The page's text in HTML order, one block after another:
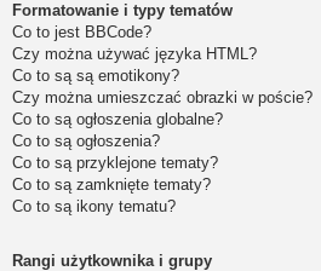
Formatowanie i typy tematów
Co to jest BBCode?
Czy można używać języka HTML?
Co to są są emotikony?
Czy można umieszczać obrazki w poście?
Co to są ogłoszenia globalne?
Co to są ogłoszenia?
Co to są przyklejone tematy?
Co to są zamknięte tematy?
Co to są ikony tematu?
Rangi użytkownika i grupy